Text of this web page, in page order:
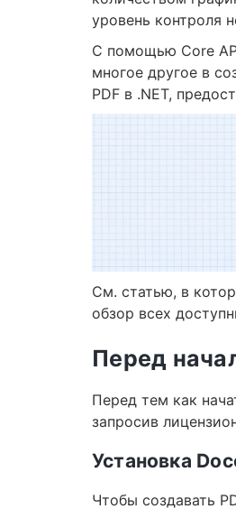
уровень контроля
С помощью Core
многое другое в
PDF в .NET,
См. статью, в
обзор всех
Перед
Перед тем как
запросив
Установка
Чтобы создавать